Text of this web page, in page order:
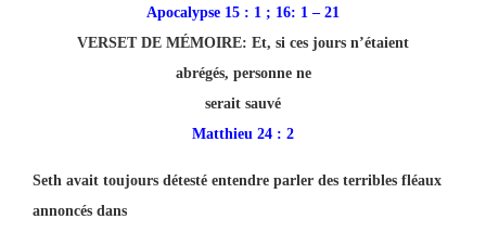
Apocalypse 15 : 1 ; 16: 1 – 21
VERSET DE MÉMOIRE: Et, si ces jours n’étaient
abrégés, personne ne
serait sauvé
Matthieu 24 : 2
Seth avait toujours détesté entendre parler des terribles fléaux
annoncés dans